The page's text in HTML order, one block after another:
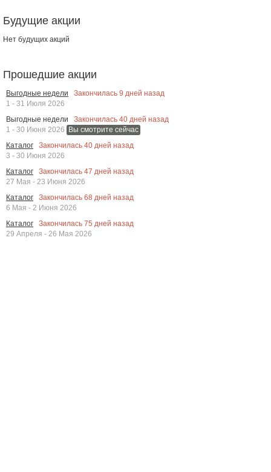
Будущие акции
Нет будущих акций
Прошедшие акции
Выгодные недели Закончилась 9 дней назад
1 - 31 Июля 2026
Выгодные недели
Закончилась 40 дней назад
1 - 30 Июня 2026
Вы смотрите сейчас
Каталог
Закончилась 40 дней назад
3 - 30 Июня 2026
Каталог
Закончилась 47 дней назад
27 Мая - 23 Июня 2026
Каталог
Закончилась 68 дней назад
6 Мая - 2 Июня 2026
Каталог
Закончилась 75 дней назад
29 Апреля - 26 Мая 2026